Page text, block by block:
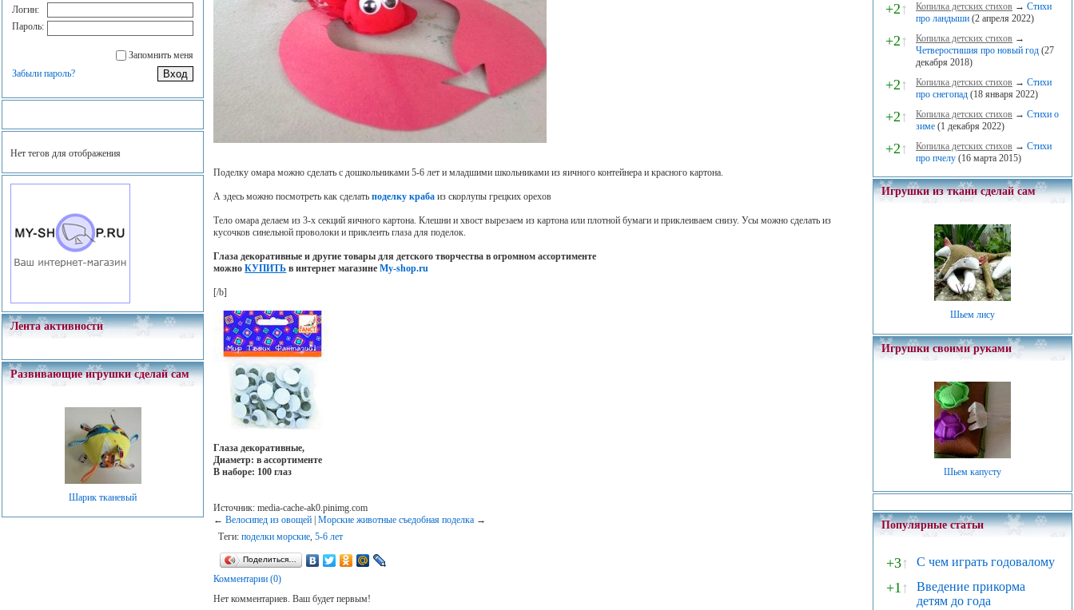
Логин:
Пароль:
Запомнить меня
Забыли пароль?
Нет тегов для отображения
Лента активности
Развивающие игрушки сделай сам
Шарик тканевый
Поделку омара можно сделать с дошкольниками 5-6 лет и младшими школьниками из яичного контейнера и красного картона.
А здесь можно посмотреть как сделатьподелку краба из скорлупы грецких орехов
Тело омара делаем из 3-х секций яичного картона. Клешни и хвост вырезаем из картона или плотной бумаги и приклеиваем снизу. Усы можно сделать из
кусочков синельной проволоки и приклеить глаза для поделок.
Глаза декоративные и другие товары для детского творчества в огромном ассортименте
можноКУПИТЬ в интернет магазинеMy-shop.ru
[/b]
Глаза декоративные,
Диаметр: в ассортименте
В наборе: 100 глаз
Источник: media-cache-ak0.pinimg.com
←Велосипед из овощей |Морские животные съедобная поделка →
Теги:поделки морские,5-6 лет
Поделиться…
Комментарии (0)
Нет комментариев. Ваш будет первым!
+2↑ Копилка детских стихов → Стихи
про ландыши (2 апреля 2022)
+2↑ Копилка детских стихов →
Четверостишия про новый год (27
декабря 2018)
+2↑ Копилка детских стихов → Стихи
про снегопад (18 января 2022)
+2↑ Копилка детских стихов → Стихи о
зиме (1 декабря 2022)
+2↑ Копилка детских стихов → Стихи
про пчелу (16 марта 2015)
Игрушки из ткани сделай сам
Шьем лису
Игрушки своими руками
Шьем капусту
Популярные статьи
+3↑ С чем играть годовалому
+1↑
Введение прикорма
детям до года